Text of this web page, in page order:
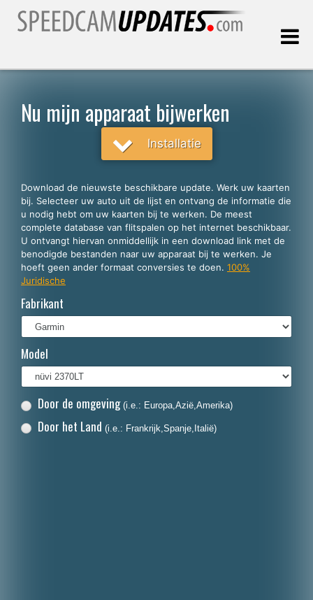
Nederlands
English
Español
Português
Deutsch
Français
Italiano
Polski
Dansk
Nu mijn apparaat bijwerken
Installatie
Download de nieuwste beschikbare update. Werk uw kaarten
bij. Selecteer uw auto uit de lijst en ontvang de informatie die
u nodig hebt om uw kaarten bij te werken. De meest
complete database van flitspalen op het internet beschikbaar.
U ontvangt hiervan onmiddellijk in een download link met de
benodigde bestanden naar uw apparaat bij te werken. Je
hoeft geen ander formaat conversies te doen. 100%
Juridische
Fabrikant
Model
Door de omgeving (i.e.: Europa,Azië,Amerika)
Door het Land (i.e.: Frankrijk,Spanje,Italië)